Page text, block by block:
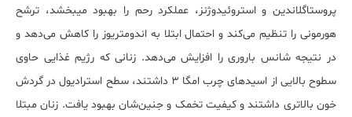
پروستاگلاندین و استروئیدوژنز، عملکرد رحم را بهبود می‎بخشد، ترشح
هورمونی را تنظیم می‌کند و احتمال ابتلا به اندومتریوز را کاهش می‌دهد و
در نتیجه شانس باروری را افزایش می‌دهد. زنانی که رژیم غذایی حاوی
سطوح بالایی از اسیدهای چرب امگا ۳ داشتند، سطح استرادیول در گردش
خون بالاتری داشتند و کیفیت تخمک و جنین‌شان بهبود یافت. زنان مبتلا